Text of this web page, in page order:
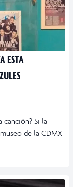
ESTA
canción? Si la
de la CDMX